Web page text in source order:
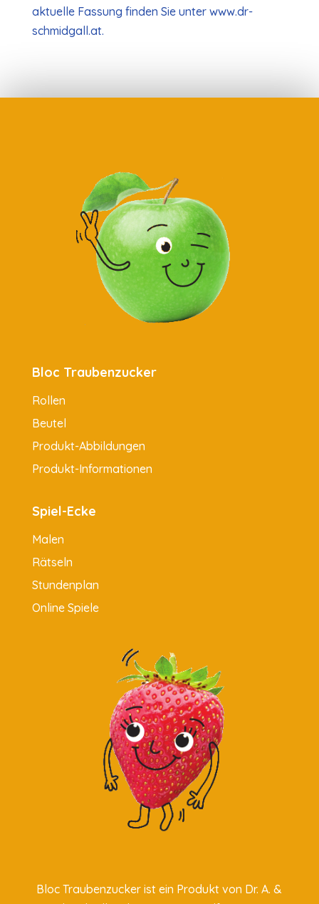
aktuelle Fassung finden Sie unter www.dr-
schmidgall.at.
Bloc Traubenzucker
Rollen
Beutel
Produkt-Abbildungen
Produkt-Informationen
Spiel-Ecke
Malen
Rätseln
Stundenplan
Online Spiele
Bloc Traubenzucker ist ein Produkt von Dr. A. &